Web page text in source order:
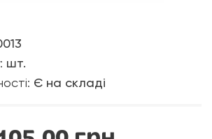
шт.
Є на складі